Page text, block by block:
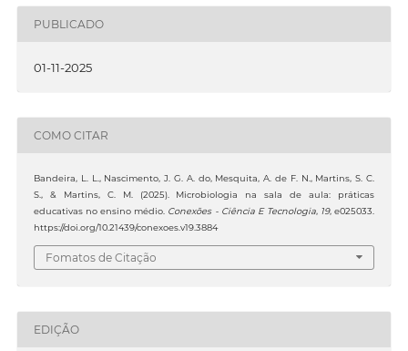
PUBLICADO
01-11-2025
COMO CITAR
Bandeira, L. L., Nascimento, J. G. A. do, Mesquita, A. de F. N., Martins, S. C.
S., & Martins, C. M. (2025). Microbiologia na sala de aula: práticas
educativas no ensino médio. Conexões - Ciência E Tecnologia, 19, e025033.
https://doi.org/10.21439/conexoes.v19.3884
Fomatos de Citação
EDIÇÃO